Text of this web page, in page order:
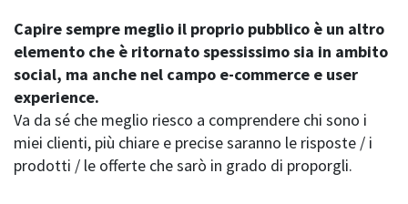
Capire sempre meglio il proprio pubblico è un altro
elemento che è ritornato spessissimo sia in ambito
social, ma anche nel campo e-commerce e user
experience.
Va da sé che meglio riesco a comprendere chi sono i
miei clienti, più chiare e precise saranno le risposte / i
prodotti / le offerte che sarò in grado di proporgli.